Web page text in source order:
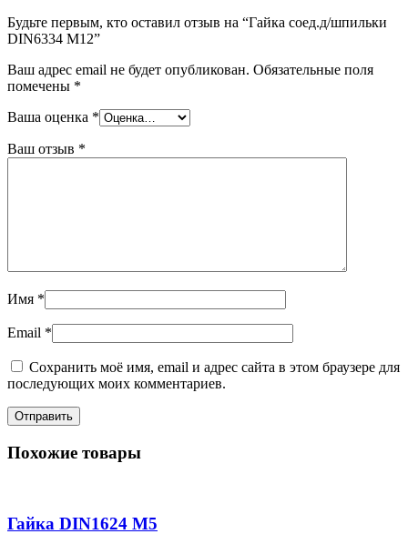
Будьте первым, кто оставил отзыв на “Гайка соед.д/шпильки
DIN6334 M12”
Ваш адрес email не будет опубликован. Обязательные поля
помечены *
Ваша оценка *
Ваш отзыв *
Имя *
Email *
Сохранить моё имя, email и адрес сайта в этом браузере для
последующих моих комментариев.
Похожие товары
Гайка DIN1624 M5